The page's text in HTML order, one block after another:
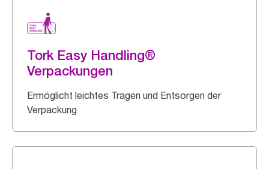
Tork Easy Handling®
Verpackungen
Ermöglicht leichtes Tragen und Entsorgen der
Verpackung